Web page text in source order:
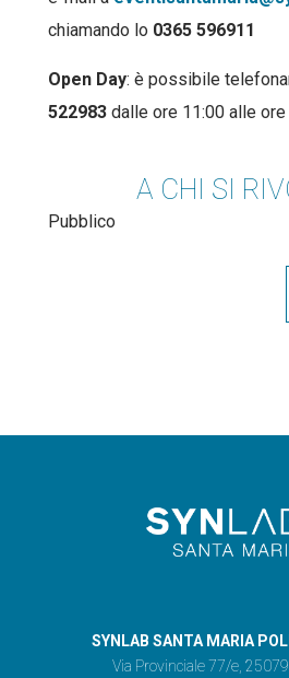
chiamando lo 0365 596911
Open Day: è possibile
522983 dalle ore 11:00 alle
A CHI SI
Pubblico
SYNLAB SANTA MARIA
Via Provinciale 77/e,